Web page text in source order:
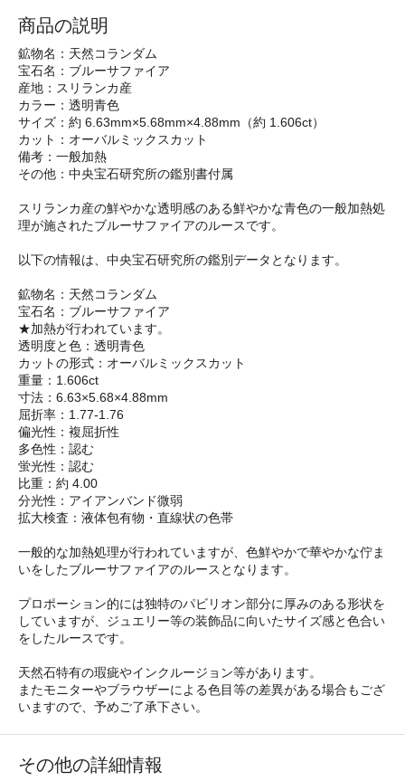
商品の説明
鉱物名：天然コランダム
宝石名：ブルーサファイア
産地：スリランカ産
カラー：透明青色
サイズ：約 6.63mm×5.68mm×4.88mm（約 1.606ct）
カット：オーバルミックスカット
備考：一般加熱
その他：中央宝石研究所の鑑別書付属
スリランカ産の鮮やかな透明感のある鮮やかな青色の一般加熱処
理が施されたブルーサファイアのルースです。
以下の情報は、中央宝石研究所の鑑別データとなります。
鉱物名：天然コランダム
宝石名：ブルーサファイア
★加熱が行われています。
透明度と色：透明青色
カットの形式：オーバルミックスカット
重量：1.606ct
寸法：6.63×5.68×4.88mm
屈折率：1.77-1.76
偏光性：複屈折性
多色性：認む
蛍光性：認む
比重：約 4.00
分光性：アイアンバンド微弱
拡大検査：液体包有物・直線状の色帯
一般的な加熱処理が行われていますが、色鮮やかで華やかな佇ま
いをしたブルーサファイアのルースとなります。
プロポーション的には独特のパビリオン部分に厚みのある形状を
していますが、ジュエリー等の装飾品に向いたサイズ感と色合い
をしたルースです。
天然石特有の瑕疵やインクルージョン等があります。
またモニターやブラウザーによる色目等の差異がある場合もござ
いますので、予めご了承下さい。
その他の詳細情報